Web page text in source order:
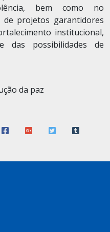
bem como no
de projetos garantidores
institucional,
das possibilidades de
da paz